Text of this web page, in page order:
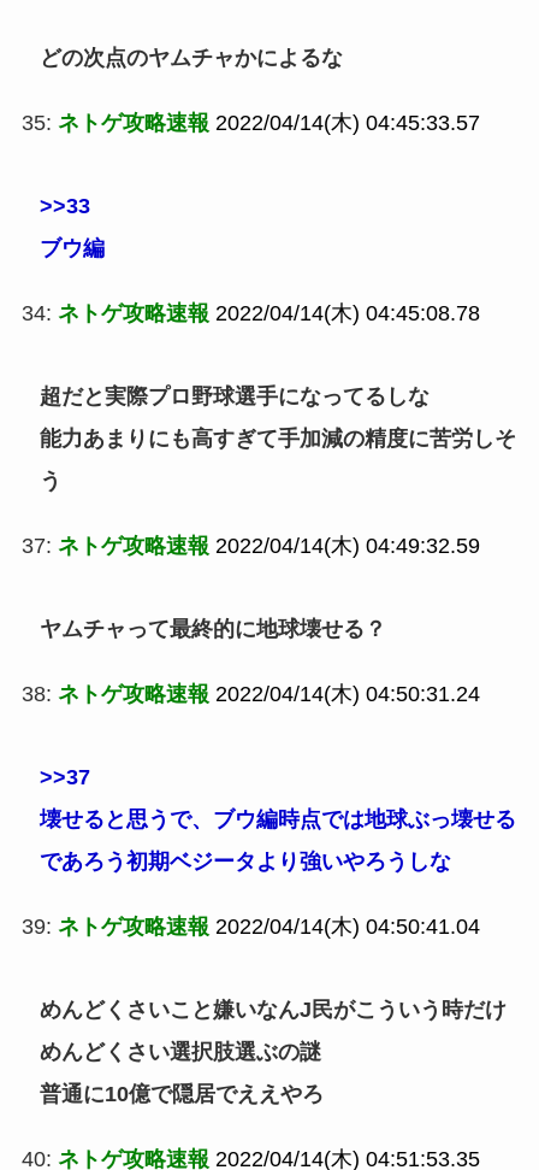
どの次点のヤムチャかによるな
35: ネトゲ攻略速報 2022/04/14(木) 04:45:33.57
>>33
ブウ編
34: ネトゲ攻略速報 2022/04/14(木) 04:45:08.78
超だと実際プロ野球選手になってるしな
能力あまりにも高すぎて手加減の精度に苦労しそ
う
37: ネトゲ攻略速報 2022/04/14(木) 04:49:32.59
ヤムチャって最終的に地球壊せる？
38: ネトゲ攻略速報 2022/04/14(木) 04:50:31.24
>>37
壊せると思うで、ブウ編時点では地球ぶっ壊せる
であろう初期ベジータより強いやろうしな
39: ネトゲ攻略速報 2022/04/14(木) 04:50:41.04
めんどくさいこと嫌いなんJ民がこういう時だけ
めんどくさい選択肢選ぶの謎
普通に10億で隠居でええやろ
40: ネトゲ攻略速報 2022/04/14(木) 04:51:53.35